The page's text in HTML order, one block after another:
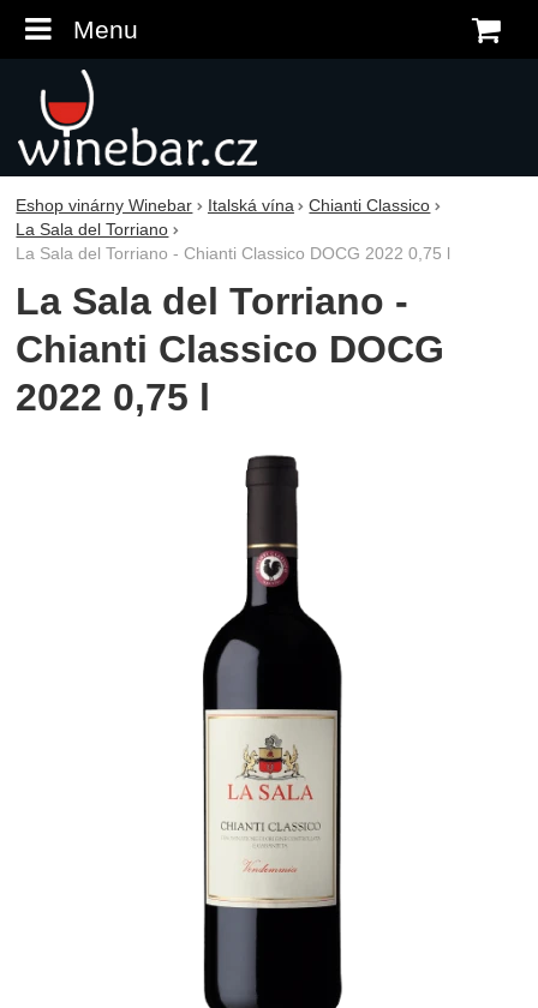
Menu
Eshop vinárny Winebar Italská vína
Chianti Classico
La Sala del Torriano
La Sala del Torriano - Chianti Classico DOCG 2022 0,75 l
La Sala del Torriano -
Chianti Classico DOCG
2022 0,75 l